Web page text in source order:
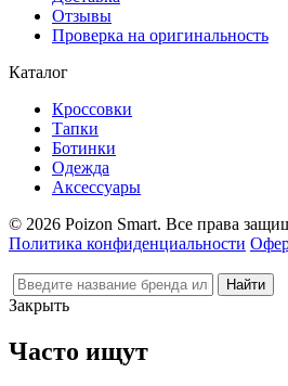
Отзывы
Проверка на оригинальность
Каталог
Кроссовки
Тапки
Ботинки
Одежда
Аксессуары
© 2026 Poizon Smart. Все права
Политика конфиденциальности
Закрыть
Часто ищут